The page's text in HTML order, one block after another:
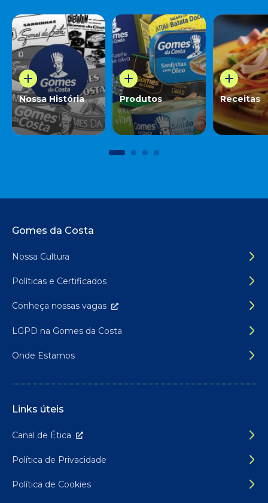
Nossa História Produtos Receitas
Rodapé do site
Gomes da Costa
Nossa Cultura
Políticas e Certificados
Conheça nossas vagas
LGPD na Gomes da Costa
Onde Estamos
Links úteis
Canal de Ética
Política de Privacidade
Política de Cookies